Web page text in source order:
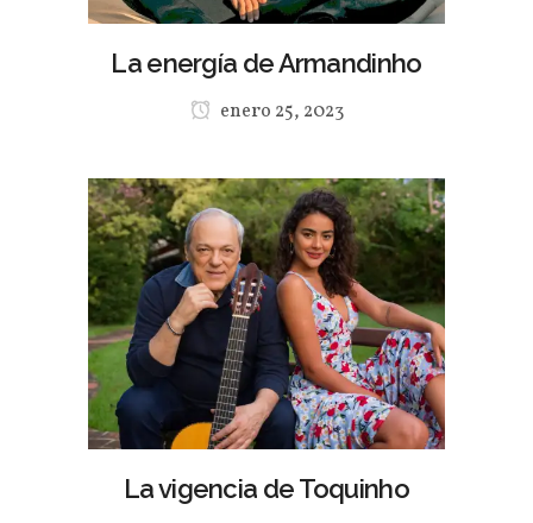
La energía de Armandinho
enero 25, 2023
La vigencia de Toquinho